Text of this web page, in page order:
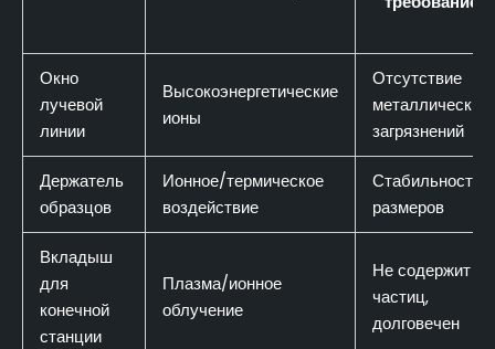
Окно
лучевой
линии
Высокоэнергетические
ионы
Отсутствие
металлических
загрязнений
Держатель
образцов
Ионное/термическое
воздействие
Стабильность
размеров
Вкладыш
для
конечной
станции
Плазма/ионное
облучение
Не содержит
частиц,
долговечен